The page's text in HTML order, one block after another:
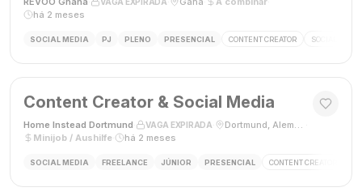
há 2 meses
SOCIAL MEDIA PJ PLENO PRESENCIAL CONTENT CREATOR SOCIAL MEDIA
Content Creator & Social Media
Home Instead Dortmund VAGA EXPIRADA Dortmund, Alemanha
Minijob / Aushilfe
há 2 meses
SOCIAL MEDIA FREELANCE JÚNIOR PRESENCIAL CONTENT CREATOR